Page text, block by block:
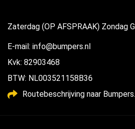
Zaterdag (OP AFSPRAAK) Zondag
E-mail: info@bumpers.nl
Kvk: 82903468
BTW: NL003521158B36
Routebeschrijving naar